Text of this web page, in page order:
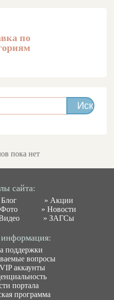
по
пока нет
сайта:
Блог
Фото
» Акции
» Новости
» ЗАГСы
поддержки
вопросы
аккаунты
портала
программа